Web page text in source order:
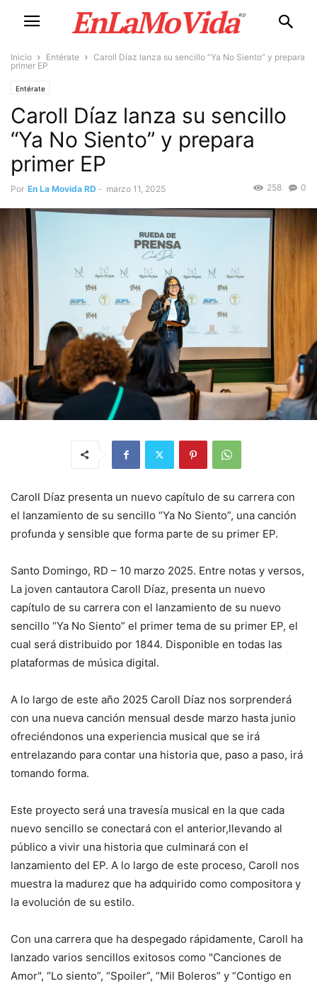
Inicio Entérate
Caroll Díaz lanza su sencillo “Ya No Siento” y prepara
primer EP
Entérate
Caroll Díaz lanza su sencillo
“Ya No Siento” y prepara
primer EP
Por En La Movida RD - marzo 11, 2025 0
258
Caroll Díaz presenta un nuevo capítulo de su carrera con
el lanzamiento de su sencillo “Ya No Siento”, una canción
profunda y sensible que forma parte de su primer EP.
Santo Domingo, RD – 10 marzo 2025. Entre notas y versos,
La joven cantautora Caroll Díaz, presenta un nuevo
capítulo de su carrera con el lanzamiento de su nuevo
sencillo “Ya No Siento” el primer tema de su primer EP, el
cual será distribuido por 1844. Disponible en todas las
plataformas de música digital.
A lo largo de este año 2025 Caroll Díaz nos sorprenderá
con una nueva canción mensual desde marzo hasta junio
ofreciéndonos una experiencia musical que se irá
entrelazando para contar una historia que, paso a paso, irá
tomando forma.
Este proyecto será una travesía musical en la que cada
nuevo sencillo se conectará con el anterior,llevando al
público a vivir una historia que culminará con el
lanzamiento del EP. A lo largo de este proceso, Caroll nos
muestra la madurez que ha adquirido como compositora y
la evolución de su estilo.
Con una carrera que ha despegado rápidamente, Caroll ha
lanzado varios sencillos exitosos como "Canciones de
Amor", “Lo siento”, “Spoiler”, “Mil Boleros” y “Contigo en